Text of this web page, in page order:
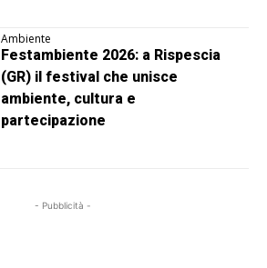
Ambiente
Festambiente 2026: a Rispescia
(GR) il festival che unisce
ambiente, cultura e
partecipazione
- Pubblicità -